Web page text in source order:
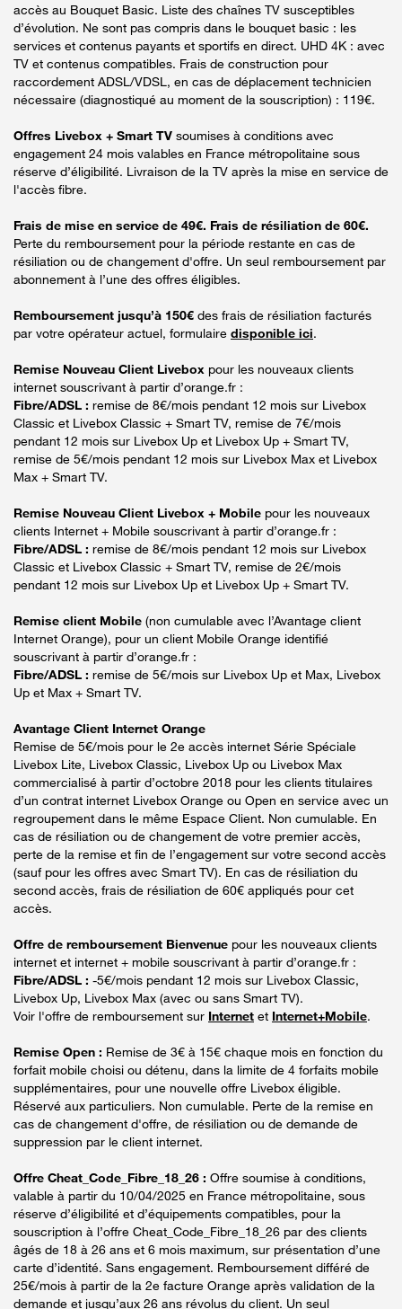
accès au Bouquet Basic. Liste des chaînes TV susceptibles
d’évolution. Ne sont pas compris dans le bouquet basic : les
services et contenus payants et sportifs en direct. UHD 4K : avec
TV et contenus compatibles. Frais de construction pour
raccordement ADSL/VDSL, en cas de déplacement technicien
nécessaire (diagnostiqué au moment de la souscription) : 119€.
Offres Livebox + Smart TV soumises à conditions avec
engagement 24 mois valables en France métropolitaine sous
réserve d’éligibilité. Livraison de la TV après la mise en service de
l'accès fibre.
Frais de mise en service de 49€. Frais de résiliation de 60€.
Perte du remboursement pour la période restante en cas de
résiliation ou de changement d'offre. Un seul remboursement par
abonnement à l’une des offres éligibles.
Remboursement jusqu’à 150€ des frais de résiliation facturés
par votre opérateur actuel, formulaire disponible ici.
Remise Nouveau Client Livebox pour les nouveaux clients
internet souscrivant à partir d’orange.fr :
Fibre/ADSL : remise de 8€/mois pendant 12 mois sur Livebox
Classic et Livebox Classic + Smart TV, remise de 7€/mois
pendant 12 mois sur Livebox Up et Livebox Up + Smart TV,
remise de 5€/mois pendant 12 mois sur Livebox Max et Livebox
Max + Smart TV.
Remise Nouveau Client Livebox + Mobile pour les nouveaux
clients Internet + Mobile souscrivant à partir d’orange.fr :
Fibre/ADSL : remise de 8€/mois pendant 12 mois sur Livebox
Classic et Livebox Classic + Smart TV, remise de 2€/mois
pendant 12 mois sur Livebox Up et Livebox Up + Smart TV.
Remise client Mobile (non cumulable avec l’Avantage client
Internet Orange), pour un client Mobile Orange identifié
souscrivant à partir d’orange.fr :
Fibre/ADSL : remise de 5€/mois sur Livebox Up et Max, Livebox
Up et Max + Smart TV.
Avantage Client Internet Orange
Remise de 5€/mois pour le 2e accès internet Série Spéciale
Livebox Lite, Livebox Classic, Livebox Up ou Livebox Max
commercialisé à partir d’octobre 2018 pour les clients titulaires
d’un contrat internet Livebox Orange ou Open en service avec un
regroupement dans le même Espace Client. Non cumulable. En
cas de résiliation ou de changement de votre premier accès,
perte de la remise et fin de l’engagement sur votre second accès
(sauf pour les offres avec Smart TV). En cas de résiliation du
second accès, frais de résiliation de 60€ appliqués pour cet
accès.
Offre de remboursement Bienvenue pour les nouveaux clients
internet et internet + mobile souscrivant à partir d’orange.fr :
Fibre/ADSL : -5€/mois pendant 12 mois sur Livebox Classic,
Livebox Up, Livebox Max (avec ou sans Smart TV).
Voir l'offre de remboursement sur Internet et Internet+Mobile.
Remise Open : Remise de 3€ à 15€ chaque mois en fonction du
forfait mobile choisi ou détenu, dans la limite de 4 forfaits mobile
supplémentaires, pour une nouvelle offre Livebox éligible.
Réservé aux particuliers. Non cumulable. Perte de la remise en
cas de changement d'offre, de résiliation ou de demande de
suppression par le client internet.
Offre Cheat_Code_Fibre_18_26 : Offre soumise à conditions,
valable à partir du 10/04/2025 en France métropolitaine, sous
réserve d’éligibilité et d’équipements compatibles, pour la
souscription à l’offre Cheat_Code_Fibre_18_26 par des clients
âgés de 18 à 26 ans et 6 mois maximum, sur présentation d’une
carte d’identité. Sans engagement. Remboursement différé de
25€/mois à partir de la 2e facture Orange après validation de la
demande et jusqu’aux 26 ans révolus du client. Un seul